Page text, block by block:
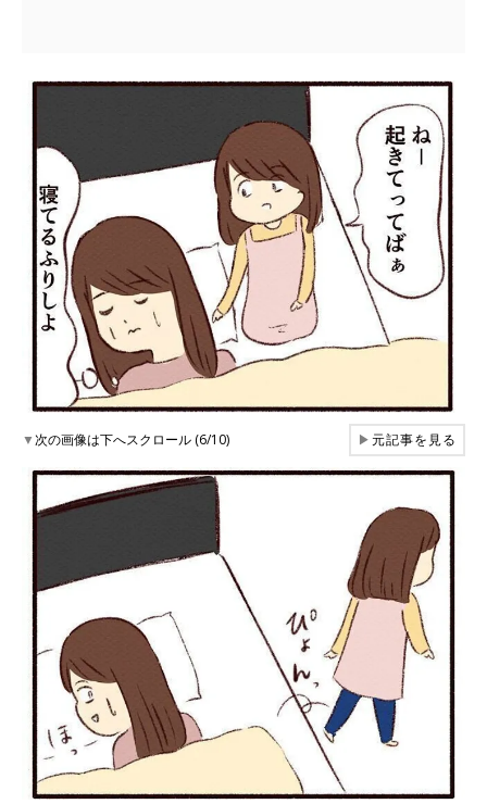
▼次の画像は下へスクロール (6/10) ▶元記事を見る